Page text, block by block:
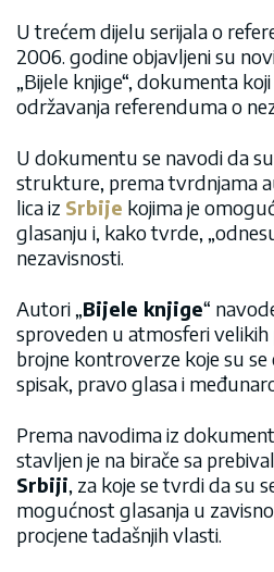
U trećem dijelu serijala o
2006. godine objavljeni su
„Bijele knjige“, dokumenta
održavanja referenduma o
U dokumentu se navodi da
strukture, prema tvrdnjama
lica iz Srbije kojima je
glasanju i, kako tvrde,
nezavisnosti.
Autori „Bijele knjige“
sproveden u atmosferi
brojne kontroverze koje su se
spisak, pravo glasa i
Prema navodima iz
stavljen je na birače sa
Srbiji, za koje se tvrdi da su
mogućnost glasanja u
procjene tadašnjih vlasti.